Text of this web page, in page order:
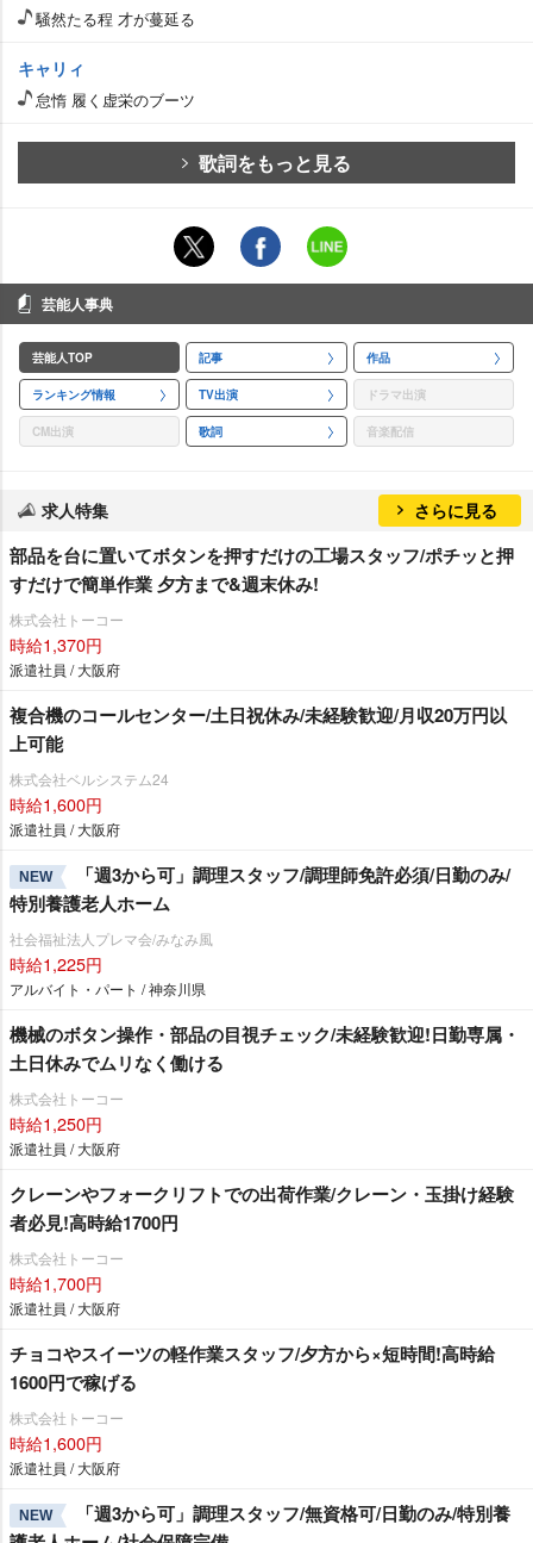
騒然たる程 才が蔓延る
キャリィ
怠惰 履く虚栄のブーツ
歌詞をもっと見る
芸能人事典
芸能人TOP 記事 作品
ランキング情報 TV出演 ドラマ出演
CM出演 歌詞 音楽配信
求人特集 さらに見る
部品を台に置いてボタンを押すだけの工場スタッフ/ポチッと押
すだけで簡単作業 夕方まで&週末休み!
株式会社トーコー
時給1,370円
派遣社員 / 大阪府
複合機のコールセンター/土日祝休み/未経験歓迎/月収20万円以
上可能
株式会社ベルシステム24
時給1,600円
派遣社員 / 大阪府
NEW
「週3から可」調理スタッフ/調理師免許必須/日勤のみ/
特別養護老人ホーム
社会福祉法人プレマ会/みなみ風
時給1,225円
アルバイト・パート / 神奈川県
機械のボタン操作・部品の目視チェック/未経験歓迎!日勤専属・
土日休みでムリなく働ける
株式会社トーコー
時給1,250円
派遣社員 / 大阪府
クレーンやフォークリフトでの出荷作業/クレーン・玉掛け経験
者必見!高時給1700円
株式会社トーコー
時給1,700円
派遣社員 / 大阪府
チョコやスイーツの軽作業スタッフ/夕方から×短時間!高時給
1600円で稼げる
株式会社トーコー
時給1,600円
派遣社員 / 大阪府
NEW
「週3から可」調理スタッフ/無資格可/日勤のみ/特別養